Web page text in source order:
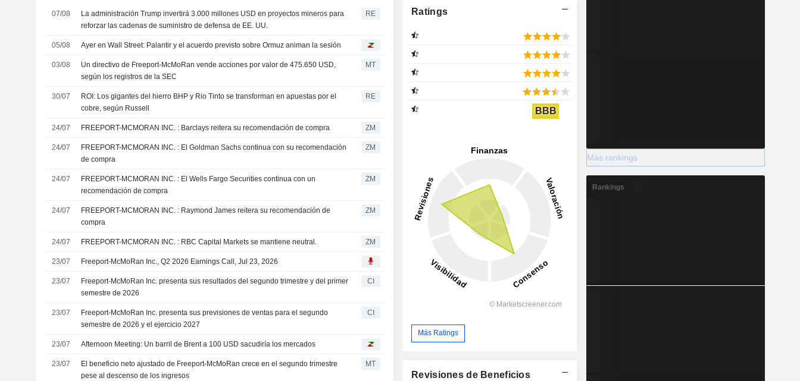
07/08
La administración Trump invertirá 3.000 millones USD en proyectos mineros para
reforzar las cadenas de suministro de defensa de EE. UU.
RE
05/08 Ayer en Wall Street: Palantir y el acuerdo previsto sobre Ormuz animan la sesión
03/08
Un directivo de Freeport-McMoRan vende acciones por valor de 475.650 USD,
según los registros de la SEC
MT
30/07
ROI: Los gigantes del hierro BHP y Rio Tinto se transforman en apuestas por el
cobre, según Russell
RE
24/07 FREEPORT-MCMORAN INC. : Barclays reitera su recomendación de compra ZM
24/07
FREEPORT-MCMORAN INC. : El Goldman Sachs continua con su recomendación
de compra
ZM
24/07
FREEPORT-MCMORAN INC. : El Wells Fargo Securities continua con un
recomendación de compra
ZM
24/07
FREEPORT-MCMORAN INC. : Raymond James reitera su recomendación de
compra
ZM
24/07 FREEPORT-MCMORAN INC. : RBC Capital Markets se mantiene neutral. ZM
23/07 Freeport-McMoRan Inc., Q2 2026 Earnings Call, Jul 23, 2026
23/07
Freeport-McMoRan Inc. presenta sus resultados del segundo trimestre y del primer
semestre de 2026
CI
23/07
Freeport-McMoRan Inc. presenta sus previsiones de ventas para el segundo
semestre de 2026 y el ejercicio 2027
CI
23/07 Afternoon Meeting: Un barril de Brent a 100 USD sacudiría los mercados
23/07
El beneficio neto ajustado de Freeport-McMoRan crece en el segundo trimestre
pese al descenso de los ingresos
MT
Ratings
BBB
Más Ratings
Revisiones de Beneficios
Más rankings
Rankings